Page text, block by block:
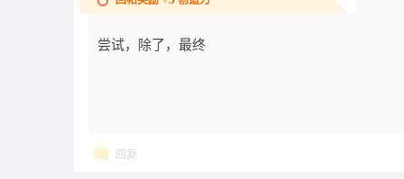
尝试，除了，最终
回复